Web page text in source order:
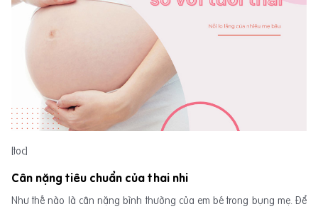
[toc]
Cân nặng tiêu chuẩn của thai nhi
Như thế nào là cân nặng bình thường của em bé trong bụng mẹ. Để